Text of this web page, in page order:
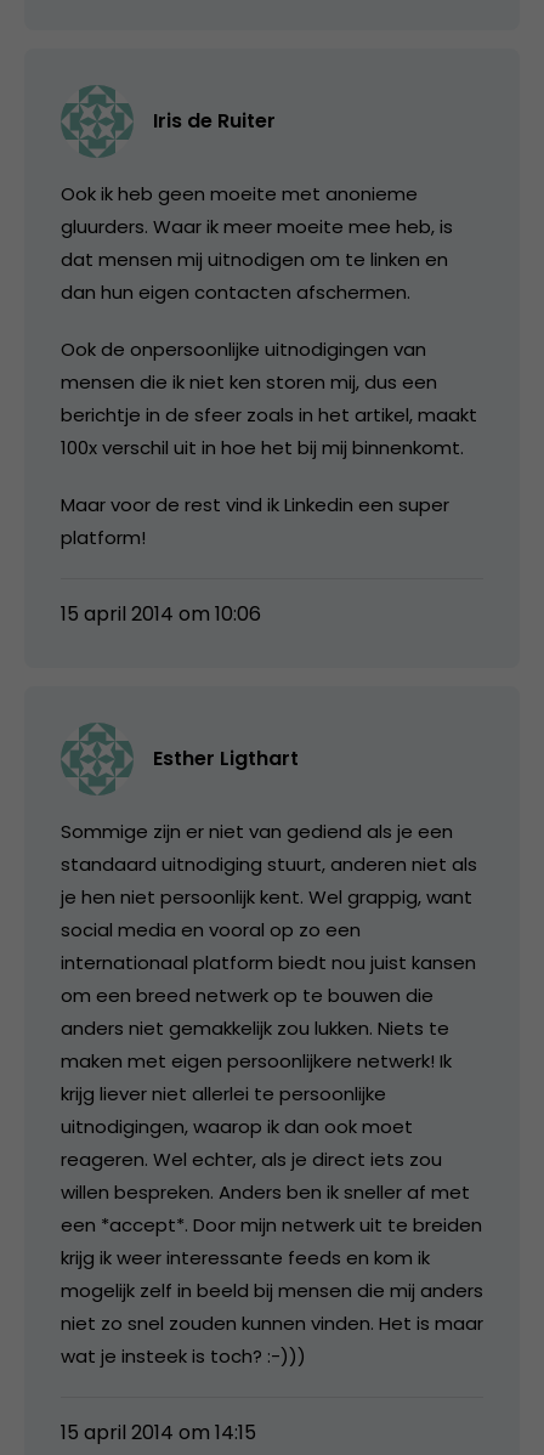
Iris de Ruiter
Ook ik heb geen moeite met anonieme
gluurders. Waar ik meer moeite mee heb, is
dat mensen mij uitnodigen om te linken en
dan hun eigen contacten afschermen.
Ook de onpersoonlijke uitnodigingen van
mensen die ik niet ken storen mij, dus een
berichtje in de sfeer zoals in het artikel, maakt
100x verschil uit in hoe het bij mij binnenkomt.
Maar voor de rest vind ik Linkedin een super
platform!
15 april 2014 om 10:06
Esther Ligthart
Sommige zijn er niet van gediend als je een
standaard uitnodiging stuurt, anderen niet als
je hen niet persoonlijk kent. Wel grappig, want
social media en vooral op zo een
internationaal platform biedt nou juist kansen
om een breed netwerk op te bouwen die
anders niet gemakkelijk zou lukken. Niets te
maken met eigen persoonlijkere netwerk! Ik
krijg liever niet allerlei te persoonlijke
uitnodigingen, waarop ik dan ook moet
reageren. Wel echter, als je direct iets zou
willen bespreken. Anders ben ik sneller af met
een *accept*. Door mijn netwerk uit te breiden
krijg ik weer interessante feeds en kom ik
mogelijk zelf in beeld bij mensen die mij anders
niet zo snel zouden kunnen vinden. Het is maar
wat je insteek is toch? :-)))
15 april 2014 om 14:15